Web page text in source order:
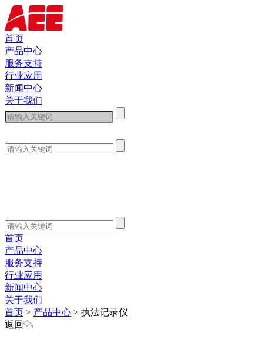
首页
产品中心
服务支持
行业应用
新闻中心
关于我们
首页
产品中心
服务支持
行业应用
新闻中心
关于我们
首页 > 产品中心 > 执法记录仪
返回